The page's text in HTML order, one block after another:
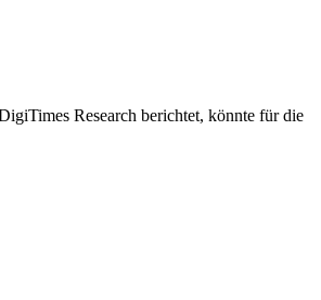
Research berichtet, könnte für die